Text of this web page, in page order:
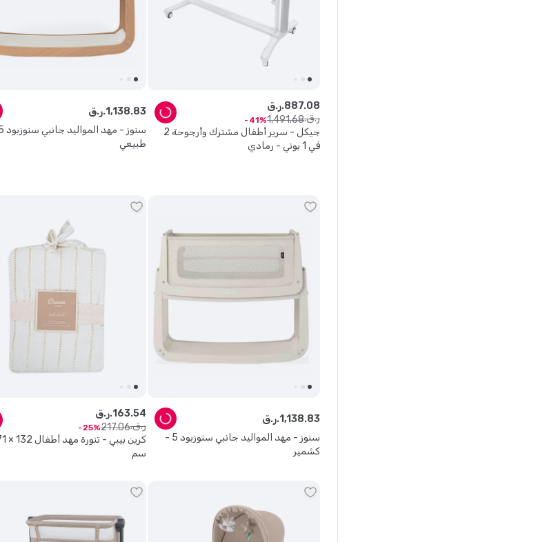
جيكل - سرير أطفال مشترك وأرجوحة 2
في 1 بوني - رمادي
ر.ق.887.08
ر.ق.
1,491.68
41
طبيعي
ر.ق.1,138.83
سنوز - مهد المواليد جانبي سنوزبود 5 -
كشمير
ر.ق.1,138.83
كرين بيبي -
سم
ر.ق.163.54
ر.ق.
217.06
25